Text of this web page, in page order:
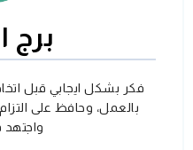
برج
فكر بشكل ايجابي قبل
بالعمل، وحافظ على